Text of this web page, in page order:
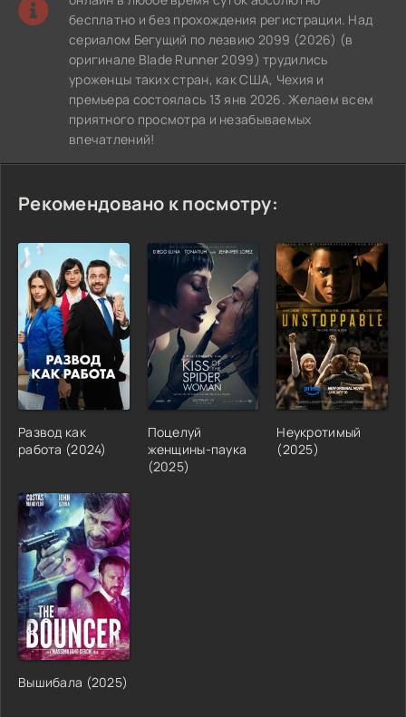
бесплатно и без прохождения регистрации. Над
сериалом Бегущий по лезвию 2099 (2026) (в
оригинале Blade Runner 2099) трудились
уроженцы таких стран, как США, Чехия и
премьера состоялась 13 янв 2026. Желаем всем
приятного просмотра и незабываемых
впечатлений!
Рекомендовано к посмотру:
Развод как
работа (2024)
Поцелуй
женщины-паука
(2025)
Неукротимый
(2025)
Вышибала (2025)